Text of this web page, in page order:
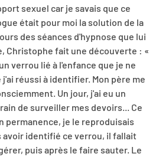
sexuel car je savais que ce
était pour moi la solution de la
des séances d'hypnose que lui
Christophe fait une découverte : «
verrou lié à l'enfance que je ne
réussi à identifier. Mon père me
Un jour, j'ai eu un
de surveiller mes devoirs... Ce
permanence, je le reproduisais
avoir identifié ce verrou, il fallait
puis après le faire sauter. Le